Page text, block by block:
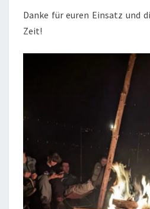
Danke für euren Einsatz und
Zeit!